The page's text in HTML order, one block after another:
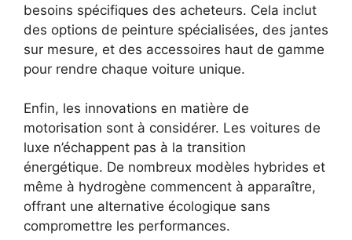
besoins spécifiques des acheteurs. Cela inclut
des options de peinture spécialisées, des jantes
sur mesure, et des accessoires haut de gamme
pour rendre chaque voiture unique.
Enfin, les innovations en matière de
motorisation sont à considérer. Les voitures de
luxe n’échappent pas à la transition
énergétique. De nombreux modèles hybrides et
même à hydrogène commencent à apparaître,
offrant une alternative écologique sans
compromettre les performances.